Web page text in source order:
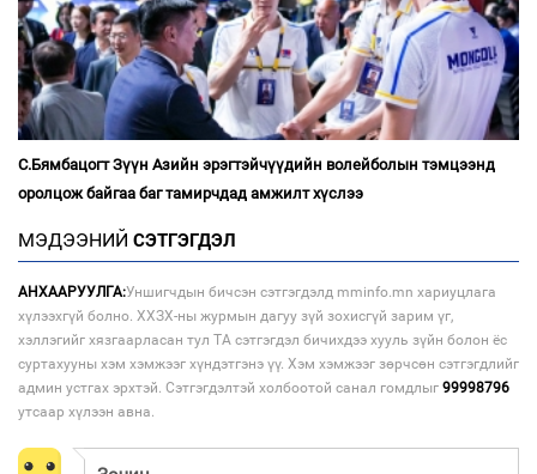
С.Бямбацогт Зүүн Азийн эрэгтэйчүүдийн волейболын тэмцээнд
оролцож байгаа баг тамирчдад амжилт хүслээ
МЭДЭЭНИЙ СЭТГЭГДЭЛ
АНХААРУУЛГА:Уншигчдын бичсэн сэтгэгдэлд mminfo.mn хариуцлага
хүлээхгүй болно. ХХЗХ-ны журмын дагуу зүй зохисгүй зарим үг,
хэллэгийг хязгаарласан тул ТА сэтгэгдэл бичихдээ хууль зүйн болон ёс
суртахууны хэм хэмжээг хүндэтгэнэ үү. Хэм хэмжээг зөрчсөн сэтгэгдлийг
админ устгах эрхтэй. Сэтгэгдэлтэй холбоотой санал гомдлыг 99998796
утсаар хүлээн авна.